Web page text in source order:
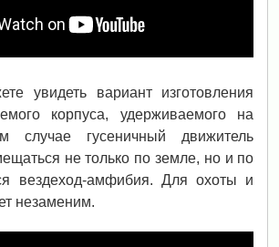
увидеть вариант изготовления
корпуса, удерживаемого на
случае гусеничный движитель
не только по земле, но и по
вездеход-амфибия. Для охоты и
незаменим.